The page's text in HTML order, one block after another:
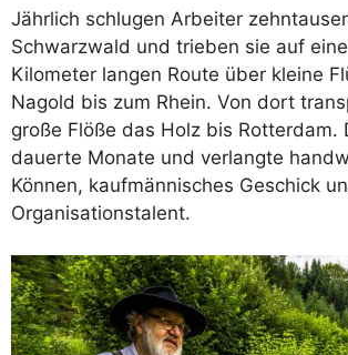
Jährlich schlugen Arbeiter
Schwarzwald und trieben sie auf
Kilometer langen Route über kleine
Nagold bis zum Rhein. Von dort
große Flöße das Holz bis Rotterdam.
dauerte Monate und verlangte
Können, kaufmännisches Geschick
Organisationstalent.